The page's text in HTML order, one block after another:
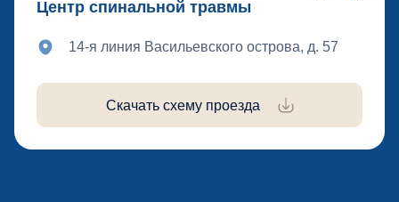
Центр спинальной травмы
14-я линия Васильевского острова, д. 57
Скачать схему проезда